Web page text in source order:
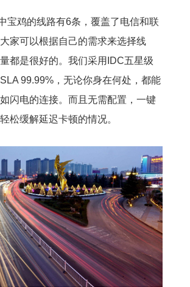
宝鸡的线路有6条，覆盖了电信和联
家可以根据自己的需求来选择线
都是很好的。我们采用IDC五星级
99.99%，无论你身在何处，都能
闪电的连接。而且无需配置，一键
松缓解延迟卡顿的情况。